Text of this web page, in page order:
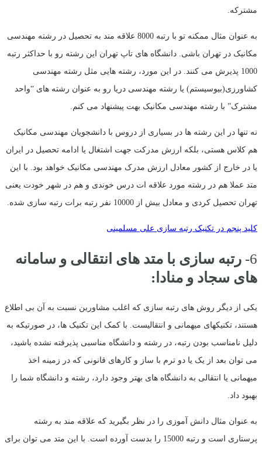
مشترکه.
به عنوان مثال ممکنه تو با رتبه 8000 علاقه مند به تحصیل در رشته مهندسی
مکانیک در تهران باشی. دانشگاه های تاپ تهران این رشته رو با حداکثر رتبه
1000 پذیرش می کنند. در این مورد، رشته هایی مثل رشته مهندسی
کشاورزی(بیوسیستم) یا رشته مهندسی دریا رو به عنوان رشته های “واحد
مشترک” با رشته مهندسی مکانیک بهت پیشنهاد می کنم.
نه تنها در این رشته ها در بسیاری از دروس با دانشجویان مهندسی مکانیک
هم کلاس هستی، بلکه ارزش مدرکت جهت اشتغال یا ادامه تحصیل در ایران
یا در خارج از کشور معادل ارزش مدرک مهندسی مکانیک خواهد بود. با این
متد عملا هم در رشته مورد علاقه ات درس خوندی و هم در شهر خودت یعنی
تهران تحصیل کردی و معادل بیش از 10000 نفر رتبه برات رتبه سازی شده.
کلید پنجم در تکنیک رتبه سازی علی مسلمینی
6- رتبه سازی با متد های انتقالی و سامانه
های سجاد و منادا:
یکی از دیگر روش های رتبه سازی که اغلب مشاورین نسبت به آن بی اطلاع
هستند، تکنیکهای میهمانی و انتقالیست. با کمک این تکنیک ها، در صورتیکه به
دلیل نامناسب بودن رتبه، در رشته و دانشگاه مناسبی پذیرفته نشده باشید،
می توان بعد از یک یا دو ترم با ساز و کارهای قانونی که در زمینه اخذ
میهمانی یا انتقالی به دانشگاه های بهتر وجود دارد، رشته و دانشگاه شما را
بهبود داد.
به عنوان مثال دانش آموزی را در نظر بگیرید که علاقه مند به رشته
پرستاری است و رتبه 15000 را بدست آورده است. با این متد می توان برای